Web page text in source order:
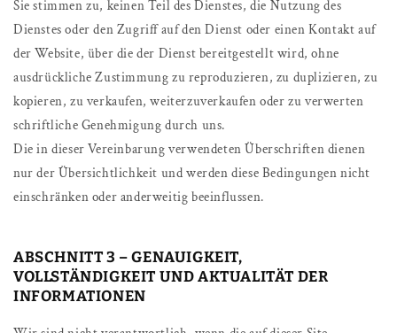
Sie stimmen zu, keinen Teil des Dienstes, die Nutzung des
Dienstes oder den Zugriff auf den Dienst oder einen Kontakt auf
der Website, über die der Dienst bereitgestellt wird, ohne
ausdrückliche Zustimmung zu reproduzieren, zu duplizieren, zu
kopieren, zu verkaufen, weiterzuverkaufen oder zu verwerten
schriftliche Genehmigung durch uns.
Die in dieser Vereinbarung verwendeten Überschriften dienen
nur der Übersichtlichkeit und werden diese Bedingungen nicht
einschränken oder anderweitig beeinflussen.
ABSCHNITT 3 – GENAUIGKEIT,
VOLLSTÄNDIGKEIT UND AKTUALITÄT DER
INFORMATIONEN